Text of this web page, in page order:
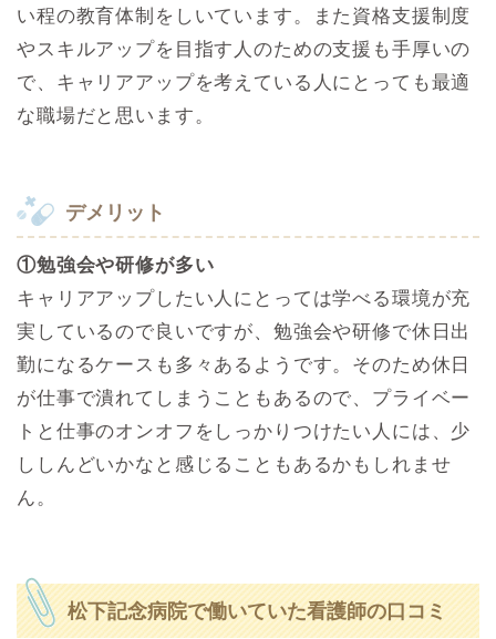
い程の教育体制をしいています。また資格支援制度
やスキルアップを目指す人のための支援も手厚いの
で、キャリアアップを考えている人にとっても最適
な職場だと思います。
デメリット
①勉強会や研修が多い
キャリアアップしたい人にとっては学べる環境が充
実しているので良いですが、勉強会や研修で休日出
勤になるケースも多々あるようです。そのため休日
が仕事で潰れてしまうこともあるので、プライベー
トと仕事のオンオフをしっかりつけたい人には、少
ししんどいかなと感じることもあるかもしれませ
ん。
松下記念病院で働いていた看護師の口コミ